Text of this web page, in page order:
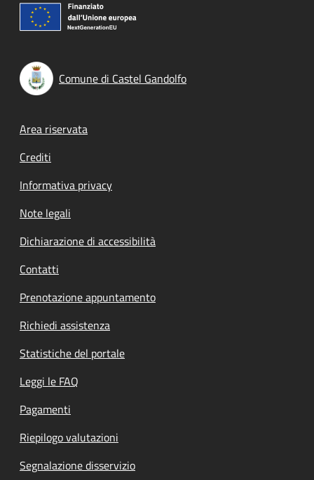
Comune di Castel Gandolfo
Footer menu
Area riservata
Crediti
Informativa privacy
Note legali
Dichiarazione di accessibilità
Contatti
Prenotazione appuntamento
Richiedi assistenza
Statistiche del portale
Leggi le FAQ
Pagamenti
Riepilogo valutazioni
Segnalazione disservizio